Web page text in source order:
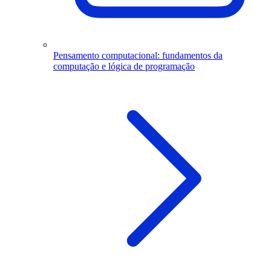
Pensamento computacional: fundamentos da
computação e lógica de programação